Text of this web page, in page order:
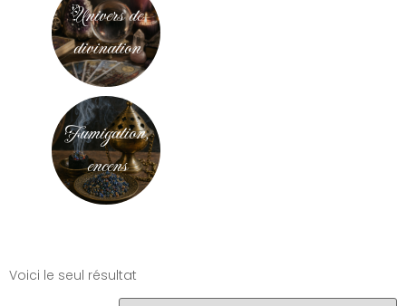
Univers de
divination
Fumigation,
encens
Voici le seul résultat